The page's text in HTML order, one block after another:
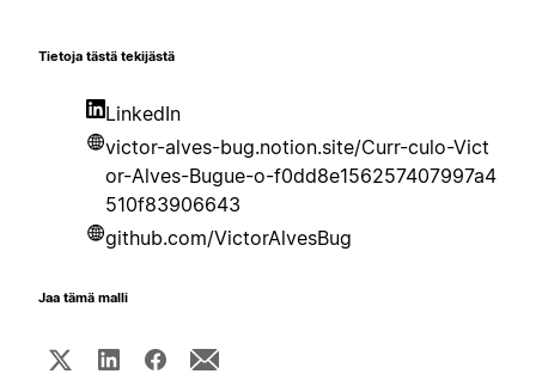
Tietoja tästä tekijästä
LinkedIn
victor-alves-bug.notion.site/Curr-culo-Vict
or-Alves-Bugue-o-f0dd8e156257407997a4
510f83906643
github.com/VictorAlvesBug
Jaa tämä malli